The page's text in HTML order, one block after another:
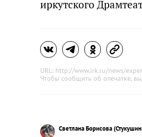
иркутского
URL: http://www.irk.ru/news/
Чтобы сообщить об опечатке,
Светлана Борисова